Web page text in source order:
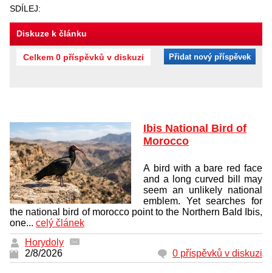
SDÍLEJ:
Diskuze k článku
Celkem 0 příspěvků v diskuzi Přidat nový příspěvek
Ibis National Bird of
Morocco
A bird with a bare red face
and a long curved bill may
seem an unlikely national
emblem. Yet searches for
the national bird of morocco point to the Northern Bald Ibis,
one... celý článek
Horydoly
2/8/2026
0 příspěvků v diskuzi